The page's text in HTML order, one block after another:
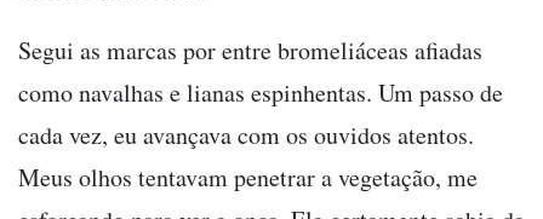
Segui as marcas por entre bromeliáceas afiadas
como navalhas e lianas espinhentas. Um passo de
cada vez, eu avançava com os ouvidos atentos.
Meus olhos tentavam penetrar a vegetação, me